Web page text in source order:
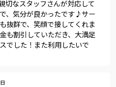
切なスタッフさんが対応して
、気分が良かったです♪サー
抜群で、笑顔で接してくれま
も割引していただき、大満足
でした！また利用したいで